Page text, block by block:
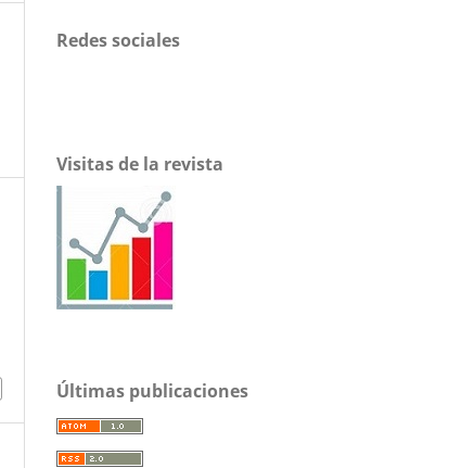
Redes sociales
Visitas de la revista
Últimas publicaciones